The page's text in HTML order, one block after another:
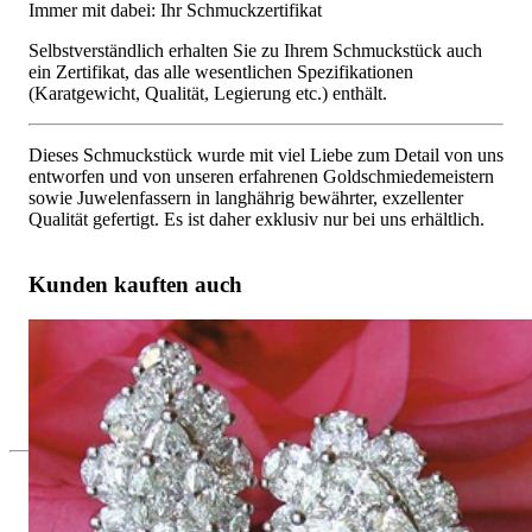
Immer mit dabei: Ihr Schmuckzertifikat
Selbstverständlich erhalten Sie zu Ihrem Schmuckstück auch
ein Zertifikat, das alle wesentlichen Spezifikationen
(Karatgewicht, Qualität, Legierung etc.) enthält.
Dieses Schmuckstück wurde mit viel Liebe zum Detail von uns
entworfen und von unseren erfahrenen Goldschmiedemeistern
sowie Juwelenfassern in langhährig bewährter, exzellenter
Qualität gefertigt. Es ist daher exklusiv nur bei uns erhältlich.
Kunden kauften auch
Einzigartige Brillanten / Diamanten Ohrstecker im Tropfen
Design
29.062,18 €
Seit 1995